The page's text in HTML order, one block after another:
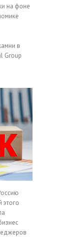
на фоне
в
Group
этого